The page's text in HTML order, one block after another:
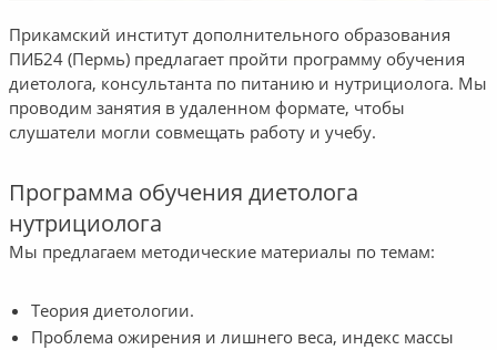
Прикамский институт дополнительного образования
ПИБ24 (Пермь) предлагает пройти программу обучения
диетолога, консультанта по питанию и нутрициолога. Мы
проводим занятия в удаленном формате, чтобы
слушатели могли совмещать работу и учебу.
Программа обучения диетолога
нутрициолога
Мы предлагаем методические материалы по темам:
Теория диетологии.
Проблема ожирения и лишнего веса, индекс массы